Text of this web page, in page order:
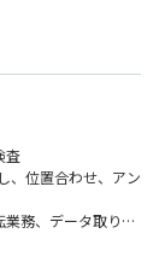
査
、位置合わせ、アン
務、データ取り、